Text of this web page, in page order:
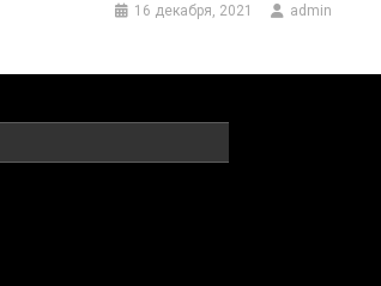
16 декабря, 2021 admin